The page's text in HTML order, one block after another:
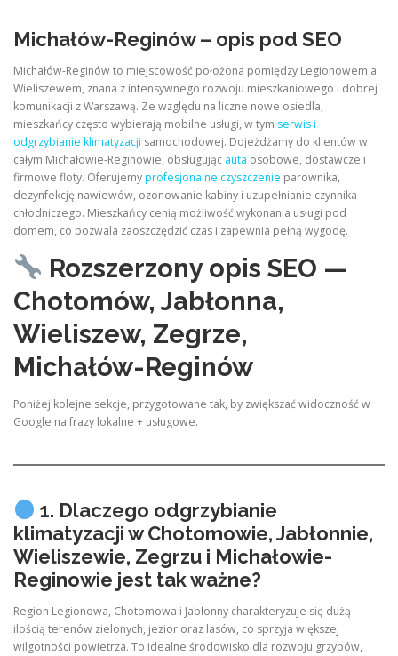
Michałów-Reginów – opis pod SEO
Michałów-Reginów to miejscowość położona pomiędzy Legionowem a
Wieliszewem, znana z intensywnego rozwoju mieszkaniowego i dobrej
komunikacji z Warszawą. Ze względu na liczne nowe osiedla,
mieszkańcy często wybierają mobilne usługi, w tym serwis i
odgrzybianie klimatyzacji samochodowej. Dojeżdżamy do klientów w
całym Michałowie-Reginowie, obsługując auta osobowe, dostawcze i
firmowe floty. Oferujemyprofesjonalne czyszczenie parownika,
dezynfekcję nawiewów, ozonowanie kabiny i uzupełnianie czynnika
chłodniczego. Mieszkańcy cenią możliwość wykonania usługi pod
domem, co pozwala zaoszczędzić czas i zapewnia pełną wygodę.
Rozszerzony opis SEO —
Chotomów, Jabłonna,
Wieliszew, Zegrze,
Michałów-Reginów
Poniżej kolejne sekcje, przygotowane tak, by zwiększać widoczność w
Google na frazy lokalne + usługowe.
1. Dlaczego odgrzybianie
klimatyzacji w Chotomowie, Jabłonnie,
Wieliszewie, Zegrzu i Michałowie-
Reginowie jest tak ważne?
Region Legionowa, Chotomowa i Jabłonny charakteryzuje się dużą
ilością terenów zielonych, jezior oraz lasów, co sprzyja większej
wilgotności powietrza. To idealne środowisko dla rozwoju grzybów,